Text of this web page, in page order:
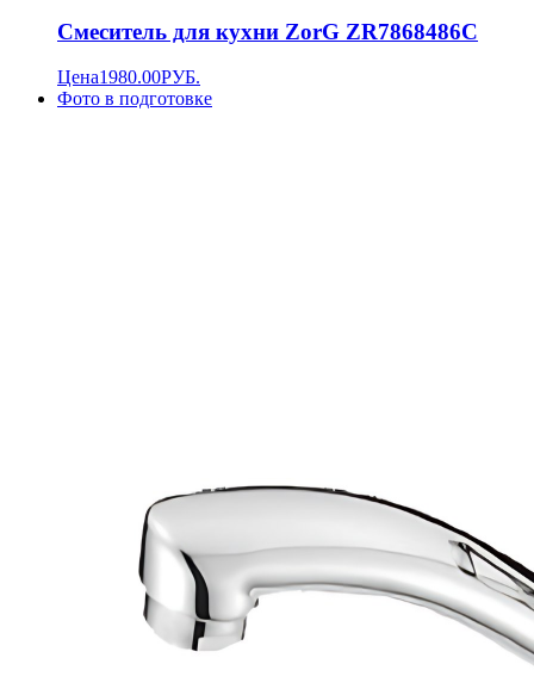
Смеситель для кухни ZorG ZR7868486C
Цена1980.00РУБ.
Фото в подготовке